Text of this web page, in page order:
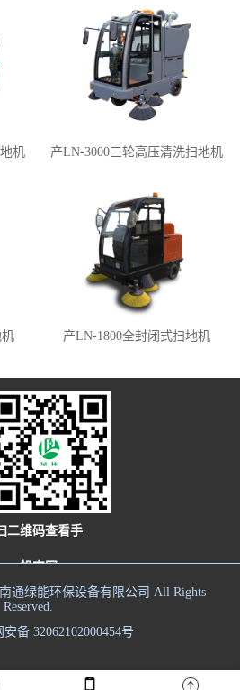
机 产LN-3000三轮高压清洗扫地机
产LN-1800全封闭式扫地机
二维码查看手
机官网
通绿能环保设备有限公司 All Rights
Reserved.
备 32062102000454号